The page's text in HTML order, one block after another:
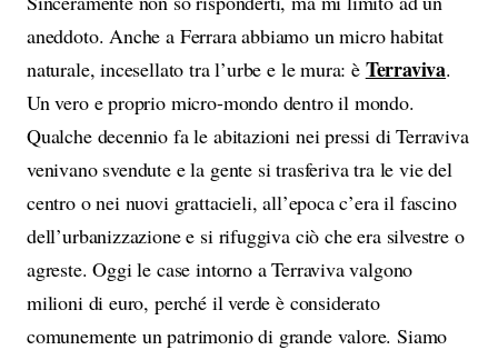
aneddoto. Anche a Ferrara abbiamo un micro habitat
naturale, incesellato tra l’urbe e le mura: è Terraviva.
Un vero e proprio micro-mondo dentro il mondo.
Qualche decennio fa le abitazioni nei pressi di Terraviva
venivano svendute e la gente si trasferiva tra le vie del
centro o nei nuovi grattacieli, all’epoca c’era il fascino
dell’urbanizzazione e si rifuggiva ciò che era silvestre o
agreste. Oggi le case intorno a Terraviva valgono
milioni di euro, perché il verde è considerato
comunemente un patrimonio di grande valore. Siamo